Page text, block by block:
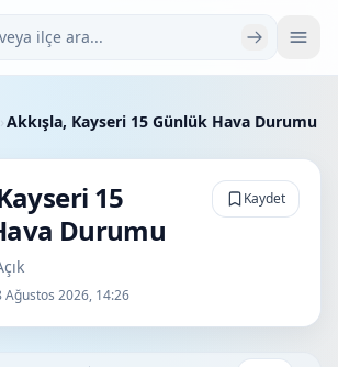
ara
›Akkışla, Kayseri 15 Günlük Hava Durumu
15
Durumu
Ağustos 2026, 14:26
Kaydet